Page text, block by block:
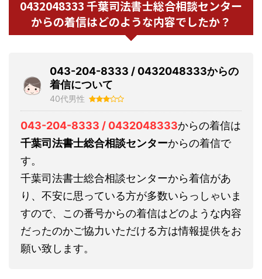
0432048333 千葉司法書士総合相談センター
からの着信はどのような内容でしたか？
043-204-8333 / 0432048333からの
着信について
40代男性
043-204-8333 / 0432048333からの着信は
千葉司法書士総合相談センターからの着信で
す。
千葉司法書士総合相談センターから着信があ
り、不安に思っている方が多数いらっしゃいま
すので、この番号からの着信はどのような内容
だったのかご協力いただける方は情報提供をお
願い致します。